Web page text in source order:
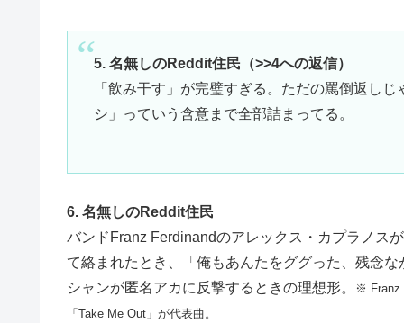
5. 名無しのReddit住民（>>4への返信）
「飲み干す」が完璧すぎる。ただの罵倒返し
シ」っていう含意まで全部詰まってる。
6. 名無しのReddit住民
バンドFranz Ferdinandのアレックス・カプラノス
て絡まれたとき、「俺もあんたをググった、残念
シャンが匿名アカに反撃するときの理想形。
※ Franz
「Take Me Out」が代表曲。